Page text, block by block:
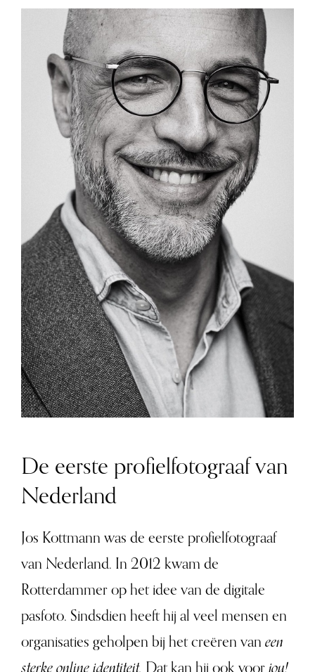
De eerste profielfotograaf van
Nederland
Jos Kottmann was de eerste profielfotograaf
van Nederland. In 2012 kwam de
Rotterdammer op het idee van de digitale
pasfoto. Sindsdien heeft hij al veel mensen en
organisaties geholpen bij het creëren van een
sterke online identiteit.
Dat kan hij ook voor jou!